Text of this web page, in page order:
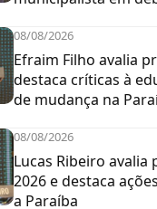
08/08/2026
Efraim Filho avalia
destaca críticas à
de mudança na
08/08/2026
Lucas Ribeiro
2026 e destaca
a Paraíba